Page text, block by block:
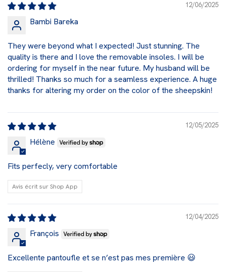
12/06/2025
Bambi Bareka
They were beyond what I expected! Just stunning. The
quality is there and I love the removable insoles. I will be
ordering for myself in the near future. My husband will be
thrilled! Thanks so much for a seamless experience. A huge
thanks for altering my order on the color of the sheepskin!
12/05/2025
Hélène
Fits perfecly, very comfortable
Avis écrit sur Shop App
12/04/2025
François
Excellente pantoufle et se n’est pas mes première 😃